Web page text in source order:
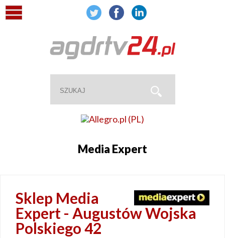
Media Expert
Sklep Media
Expert - Augustów Wojska
Polskiego 42